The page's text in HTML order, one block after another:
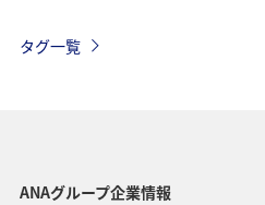
タグ一覧
ANAグループ企業情報